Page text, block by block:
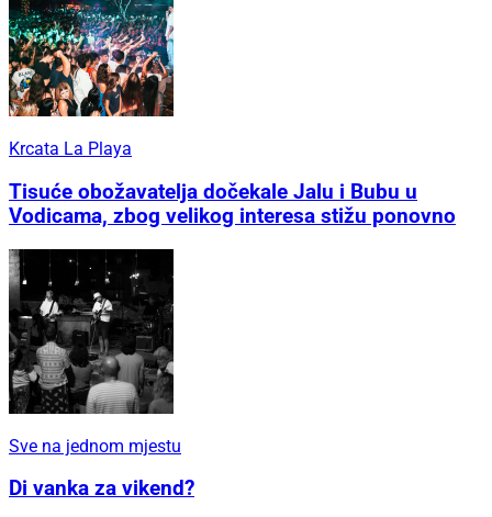
Krcata La Playa
Tisuće obožavatelja dočekale Jalu i Bubu u
Vodicama, zbog velikog interesa stižu ponovno
Sve na jednom mjestu
Di vanka za vikend?